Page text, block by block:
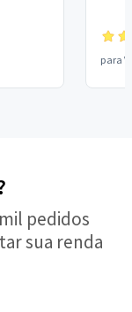
para
pedidos
sua renda